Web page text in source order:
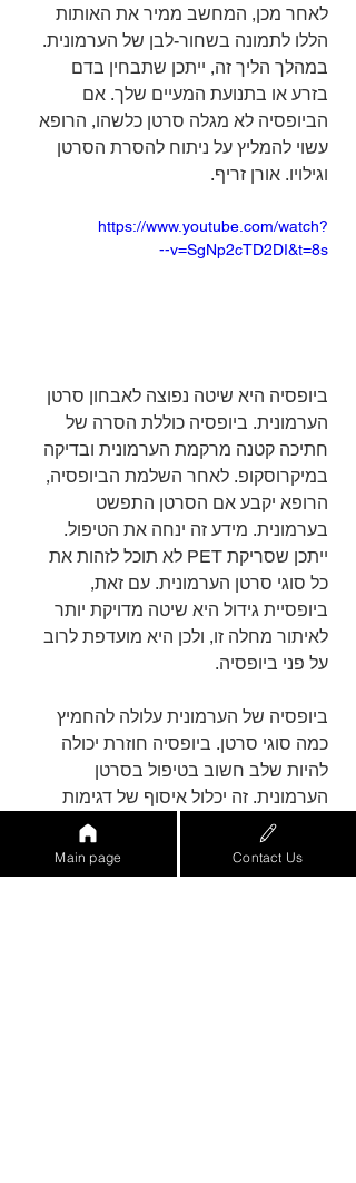
לאחר מכן, המחשב ממיר את האותות
הללו לתמונה בשחור-לבן של הערמונית.
במהלך הליך זה, ייתכן שתבחין בדם
בזרע או בתנועת המעיים שלך. אם
הביופסיה לא מגלה סרטן כלשהו, ​​הרופא
עשוי להמליץ ​​על ניתוח להסרת הסרטן
וגילויו. אורן זריף.
https://www.youtube.com/watch?
v=SgNp2cTD2DI&t=8s--
ביופסיה היא שיטה נפוצה לאבחון סרטן
הערמונית. ביופסיה כוללת הסרה של
חתיכה קטנה מרקמת הערמונית ובדיקה
במיקרוסקופ. לאחר השלמת הביופסיה,
הרופא יקבע אם הסרטן התפשט
בערמונית. מידע זה ינחה את הטיפול.
ייתכן שסריקת PET לא תוכל לזהות את
כל סוגי סרטן הערמונית. עם זאת,
ביופסיית גידול היא שיטה מדויקת יותר
לאיתור מחלה זו, ולכן היא מועדפת לרוב
על פני ביופסיה.
ביופסיה של הערמונית עלולה להחמיץ
כמה סוגי סרטן. ביופסיה חוזרת יכולה
להיות שלב חשוב בטיפול בסרטן
הערמונית. זה יכלול איסוף של דגימות
נוספות של הערמונית ובדיקות הדמיה
כדי לחפש אזורים חריגים. התמונות
שיתקבלו ינותחו וידרגו באמצעות מערכת
Main page Contact Us